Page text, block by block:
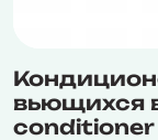
вьющихся
conditioner